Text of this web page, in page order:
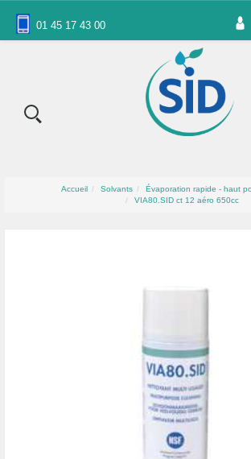
01 45 17 43 00
Accueil Solvants
Évaporation rapide - haut
VIA80.SID ct 12 aéro 650cc